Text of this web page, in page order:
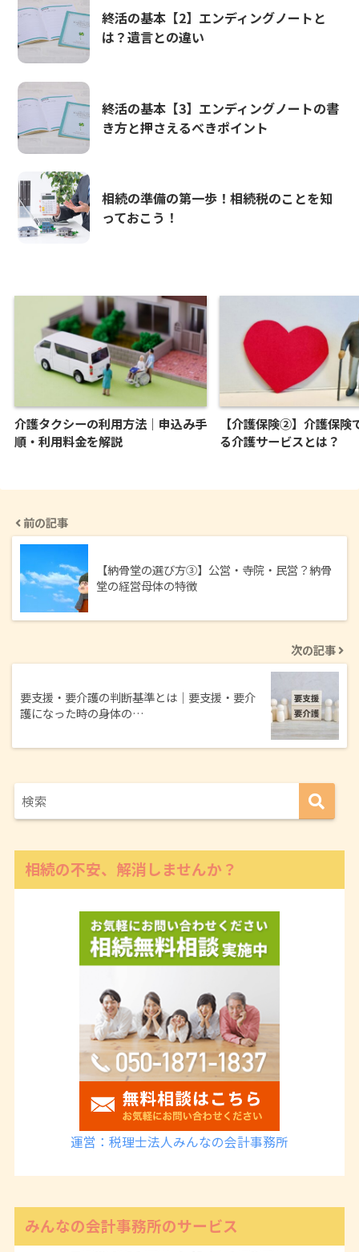
終活の基本【2】エンディングノートと
は？遺言との違い
終活の基本【3】エンディングノートの書
き方と押さえるべきポイント
相続の準備の第一歩！相続税のことを知
っておこう！
介護タクシーの利用方法｜申込み手
順・利用料金を解説
【介護保険②】介護保険
る介護サービスとは？
前の記事
【納骨堂の選び方③】公営・寺院・民営？納骨
堂の経営母体の特徴
次の記事
要支援・要介護の判断基準とは｜要支援・要介
護になった時の身体の…
相続の不安、解消しませんか？
運営：税理士法人みんなの会計事務所
みんなの会計事務所のサービス